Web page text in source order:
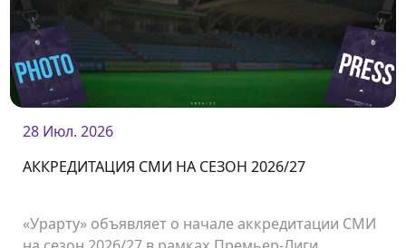
28 Июл. 2026
АККРЕДИТАЦИЯ СМИ НА СЕЗОН 2026/27
«Урарту» объявляет о начале аккредитации СМИ